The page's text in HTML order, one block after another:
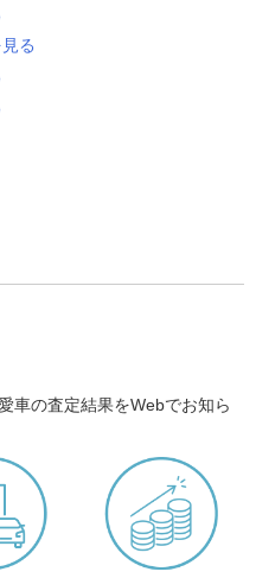
る
車の査定結果をWebでお知ら